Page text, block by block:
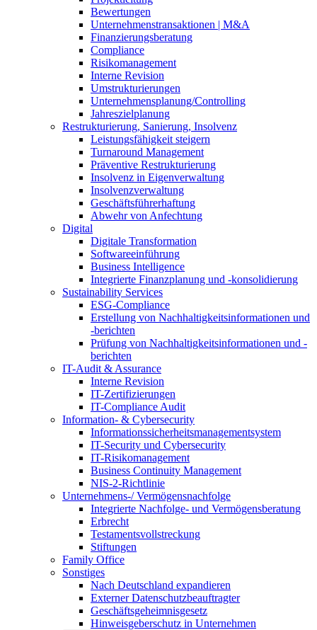
Bewertungen
Unternehmenstransaktionen | M&A
Finanzierungsberatung
Compliance
Risikomanagement
Interne Revision
Umstrukturierungen
Unternehmensplanung/Controlling
Jahreszielplanung
Restrukturierung, Sanierung, Insolvenz
Leistungsfähigkeit steigern
Turnaround Management
Präventive Restrukturierung
Insolvenz in Eigenverwaltung
Insolvenzverwaltung
Geschäftsführerhaftung
Abwehr von Anfechtung
Digital
Digitale Transformation
Softwareeinführung
Business Intelligence
Integrierte Finanzplanung und -konsolidierung
Sustainability Services
ESG-Compliance
Erstellung von Nachhaltigkeitsinformationen und
-berichten
Prüfung von Nachhaltigkeitsinformationen und -
berichten
IT-Audit & Assurance
Interne Revision
IT-Zertifizierungen
IT-Compliance Audit
Information- & Cybersecurity
Informationssicherheitsmanagementsystem
IT-Security und Cybersecurity
IT-Risikomanagement
Business Continuity Management
NIS-2-Richtlinie
Unternehmens-/Vermögensnachfolge
Integrierte Nachfolge- und Vermögensberatung
Erbrecht
Testamentsvollstreckung
Stiftungen
Family Office
Sonstiges
Nach Deutschland expandieren
Externer Datenschutzbeauftragter
Geschäftsgeheimnisgesetz
Hinweisgeberschutz in Unternehmen